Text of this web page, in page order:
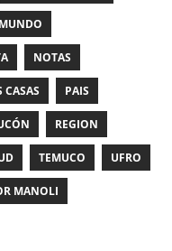
MUNDO
NOTAS
CASAS PAIS
REGION
TEMUCO UFRO
MANOLI